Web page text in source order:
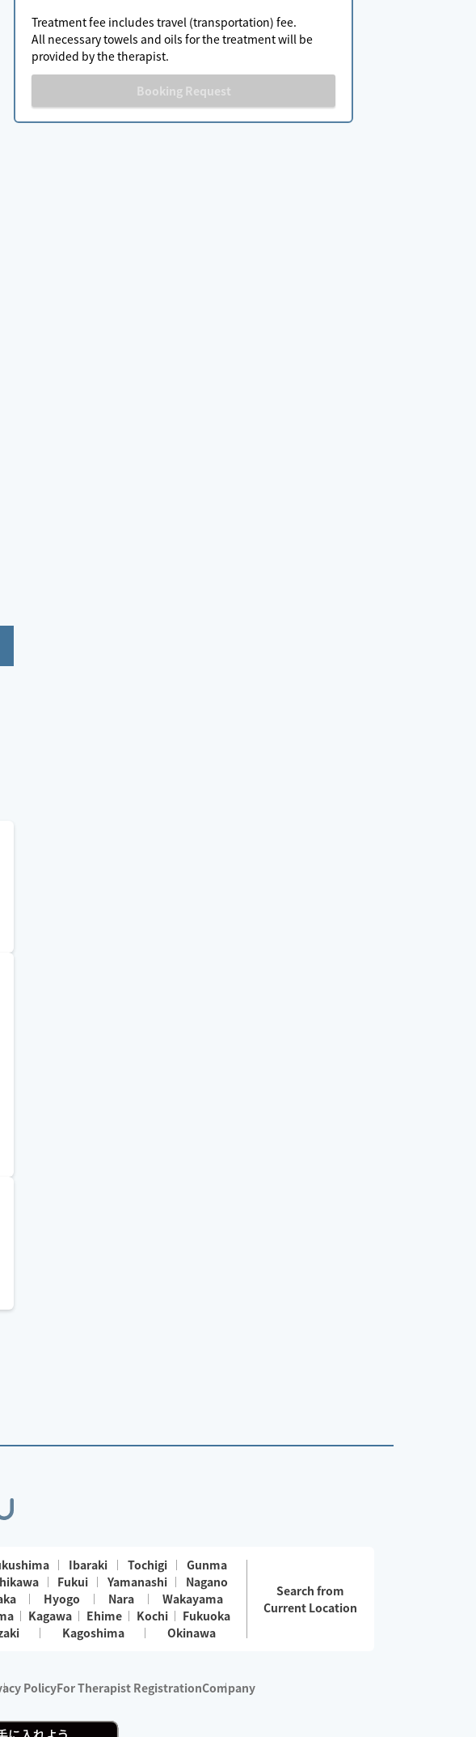
Treatment fee includes travel (transportation) fee.
All necessary towels and oils for the treatment will be
provided by the therapist.
Booking Request
Ibaraki Tochigi
Gunma
Fukui Yamanashi
Nagano
Hyogo Nara
Wakayama
Kagawa Ehime Kochi
Fukuoka
Kagoshima Okinawa
Search from
Current Location
PolicyFor Therapist RegistrationCompany